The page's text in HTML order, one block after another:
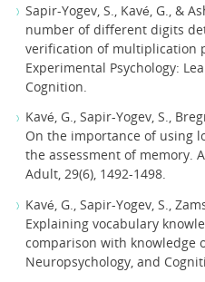
Sapir-Yogev, S., Kavé, G., &
number of different digits
verification of multiplication
Experimental Psychology:
Cognition.
Kavé, G., Sapir-Yogev, S.,
On the importance of using
the assessment of memory.
Adult, 29(6), 1492-1498.
Kavé, G., Sapir-Yogev, S.,
Explaining vocabulary
comparison with knowledge
Neuropsychology, and